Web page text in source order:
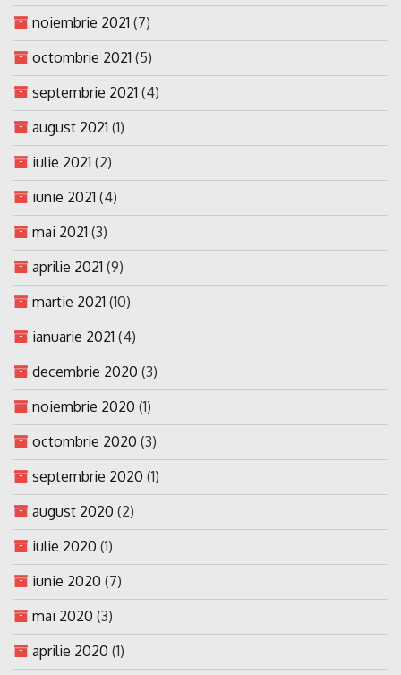
noiembrie 2021 (7)
octombrie 2021 (5)
septembrie 2021 (4)
august 2021 (1)
iulie 2021 (2)
iunie 2021 (4)
mai 2021 (3)
aprilie 2021 (9)
martie 2021 (10)
ianuarie 2021 (4)
decembrie 2020 (3)
noiembrie 2020 (1)
octombrie 2020 (3)
septembrie 2020 (1)
august 2020 (2)
iulie 2020 (1)
iunie 2020 (7)
mai 2020 (3)
aprilie 2020 (1)